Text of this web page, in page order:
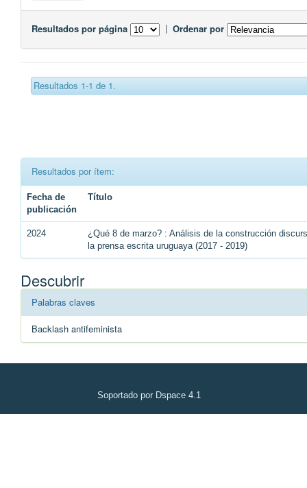
Resultados por página | Ordenar por
Resultados 1-1 de 1.
Resultados por ítem:
Fecha de
publicación
Título
2024
¿Qué 8 de marzo? : Análisis de la construcción
la prensa escrita uruguaya (2017 - 2019)
Descubrir
Palabras claves
Backlash antifeminista
Soportado por Dspace 4.1